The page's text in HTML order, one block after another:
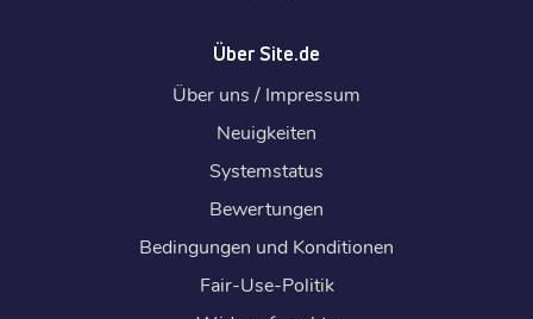
Über Site.de
Über uns / Impressum
Neuigkeiten
Systemstatus
Bewertungen
Bedingungen und Konditionen
Fair-Use-Politik